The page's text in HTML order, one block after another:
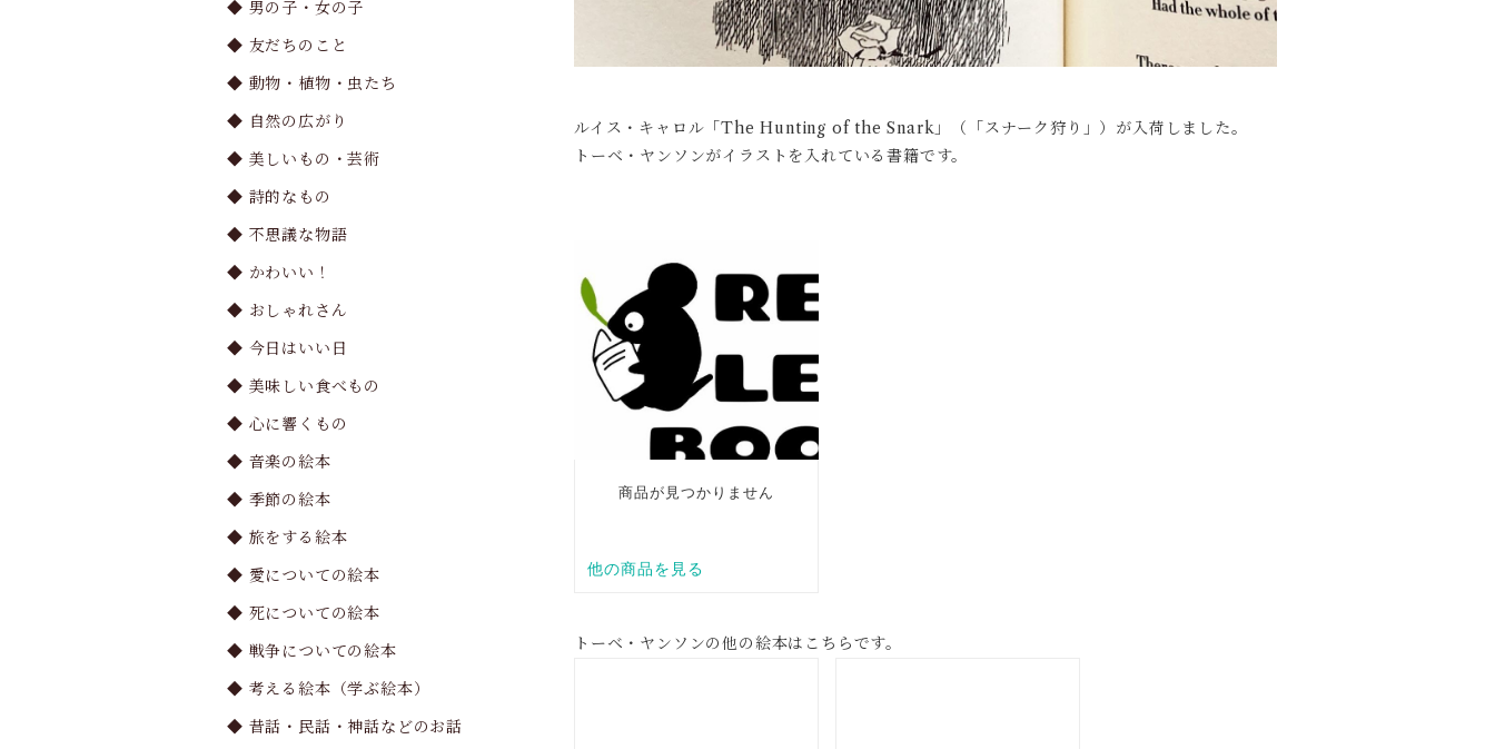
ルイス・キャロル「The Hunting of the Snark」（「スナーク狩り」）が入荷しました。
トーベ・ヤンソンがイラストを入れている書籍です。
トーベ・ヤンソンの他の絵本はこちらです。
◆ 男の子・女の子
◆ 友だちのこと
◆ 動物・植物・虫たち
◆ 自然の広がり
◆ 美しいもの・芸術
◆ 詩的なもの
◆ 不思議な物語
◆ かわいい！
◆ おしゃれさん
◆ 今日はいい日
◆ 美味しい食べもの
◆ 心に響くもの
◆ 音楽の絵本
◆ 季節の絵本
◆ 旅をする絵本
◆ 愛についての絵本
◆ 死についての絵本
◆ 戦争についての絵本
◆ 考える絵本（学ぶ絵本）
◆ 昔話・民話・神話などのお話